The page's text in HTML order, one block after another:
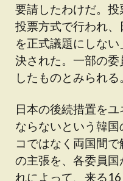
要請したわけだ。
投票方式で行われ
を正式議題にしな
決された。一部の
したものとみられる
日本の後続措置を
ならないという韓
コではなく両国間
の主張を、各委員国
れによって、来る